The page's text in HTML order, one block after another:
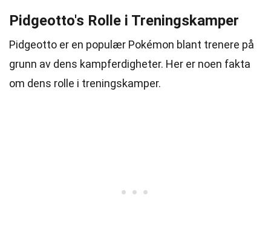
Pidgeotto's Rolle i Treningskamper
Pidgeotto er en populær Pokémon blant trenere på
grunn av dens kampferdigheter. Her er noen fakta
om dens rolle i treningskamper.